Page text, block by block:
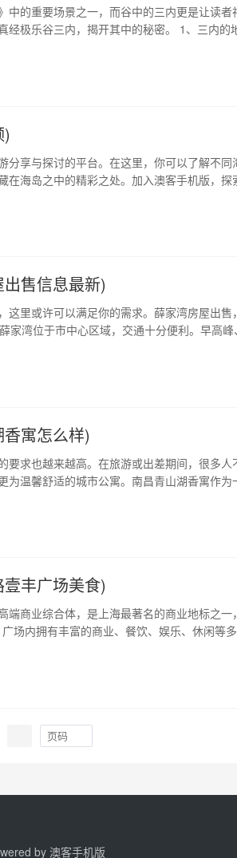
中的重要场景之一，而谷中的三内更是让读者
经极乐谷三内，揭开其中的秘密。 1、三内的
分享与探讨的平台。在这里，你可以了解不同
在海岛之中的精彩之处。加入澳客手机版，探
让您…
售信息最新)
这里或许可以满足你的需求。薛家湾房屋出售
家湾位于市中心区域，交通十分便利。早高峰
寓怎么样)
要求也越来越高。在旅游或出差期间，很多人
为温馨舒适的城市公寓。南昌青山湖香寓作为
丰广场美食)
端商业综合体，是上海最著名的商业地标之一
场内拥有丰富的商业、餐饮、娱乐、休闲等
by 澳客手机版